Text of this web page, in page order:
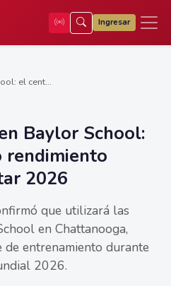
Ingresar
el cent...
Baylor School:
2026
que utilizará las
en Chattanooga,
de entrenamiento durante
2026.